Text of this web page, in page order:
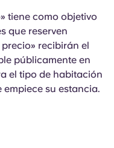
tiene como objetivo
que reserven
recibirán el
públicamente en
el tipo de habitación
su estancia.